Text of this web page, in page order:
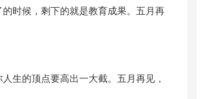
时候，剩下的就是教育成果。五月再
生的顶点要高出一大截。五月再见，